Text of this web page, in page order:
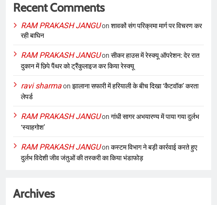
Recent Comments
RAM PRAKASH JANGUon शावकों संग परिक्रमा मार्ग पर विचरण कर
रही बाघिन
RAM PRAKASH JANGUon सीकर हाउस में रेस्क्यू ऑपरेशन: देर रात
दुकान में छिपे पैंथर को ट्रैंकुलाइज कर किया रेस्क्यू
ravi sharmaon झालाना सफारी में हरियाली के बीच दिखा ‘कैटवॉक’ करता
लेपर्ड
RAM PRAKASH JANGUon गांधी सागर अभयारण्य में पाया गया दुर्लभ
‘स्याहगोश’
RAM PRAKASH JANGUon कस्टम विभाग ने बड़ी कार्रवाई करते हुए
दुर्लभ विदेशी जीव जंतुओं की तस्करी का किया भंडाफोड़
Archives